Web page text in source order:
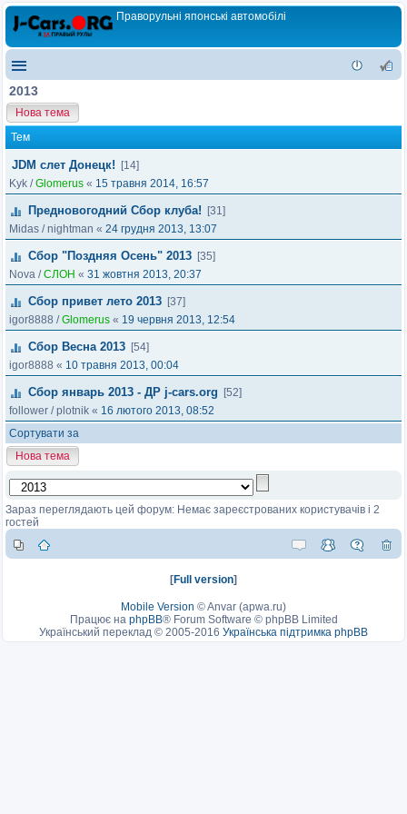
Праворульні японські автомобілі
2013
Нова тема
Тем
JDM слет Донецк!
[14]
Kyk /Glomerus « 15 травня 2014, 16:57
Предновогодний Сбор клуба!
[31]
Midas /nightman « 24 грудня 2013, 13:07
Сбор "Поздняя Осень" 2013 [35]
Nova /СЛОН « 31 жовтня 2013, 20:37
Сбор привет лето 2013 [37]
igor8888 /Glomerus « 19 червня 2013, 12:54
Сбор Весна 2013 [54]
igor8888 « 10 травня 2013, 00:04
Сбор январь 2013 - ДР j-cars.org
[52]
follower /plotnik « 16 лютого 2013, 08:52
Сортувати за
Нова тема
Зараз переглядають цей форум: Немає зареєстрованих користувачів і 2
гостей
[Full version]
Mobile Version ©Anvar (apwa.ru)
Працює на phpBB® Forum Software © phpBB Limited
Український переклад © 2005-2016 Українська підтримка phpBB